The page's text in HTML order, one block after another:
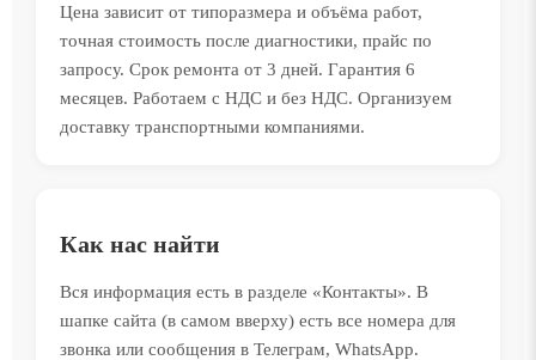
Цена зависит от типоразмера и объёма работ,
точная стоимость после диагностики, прайс по
запросу. Срок ремонта от 3 дней. Гарантия 6
месяцев. Работаем с НДС и без НДС. Организуем
доставку транспортными компаниями.
Как нас найти
Вся информация есть в разделе «Контакты». В
шапке сайта (в самом вверху) есть все номера для
звонка или сообщения в Телеграм, WhatsApp.